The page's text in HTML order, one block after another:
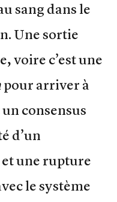
sang dans le
Une sortie
voire c’est une
pour arriver à
consensus
d’un
une rupture
le système